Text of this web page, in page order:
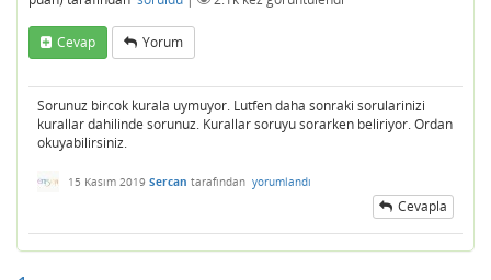
Cevap Yorum
Sorunuz bircok kurala uymuyor. Lutfen daha sonraki sorularinizi
kurallar dahilinde sorunuz. Kurallar soruyu sorarken beliriyor. Ordan
okuyabilirsiniz.
15 Kasım 2019 Sercan tarafından yorumlandı
Cevapla